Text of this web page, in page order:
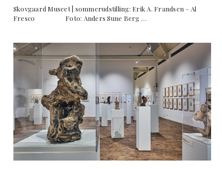
Skovgaard Museet | sommerudstilling: Erik A. Frandsen – Al
Fresco Foto: Anders Sune Berg …